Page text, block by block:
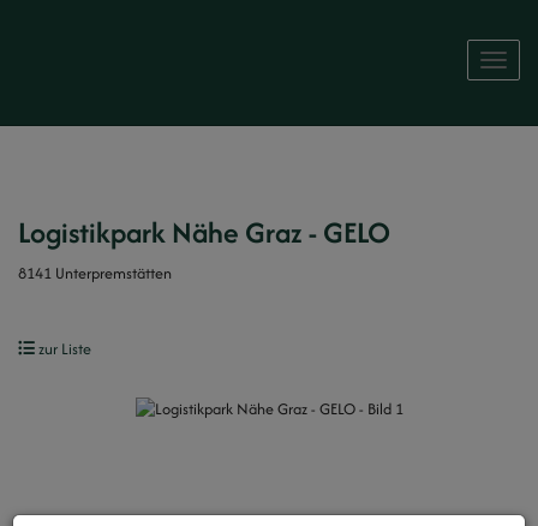
Logistikpark Nähe Graz - GELO
8141 Unterpremstätten
zur Liste